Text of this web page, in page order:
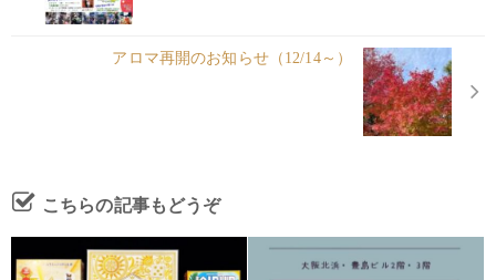
アロマ再開のお知らせ（12/14～）
こちらの記事もどうぞ